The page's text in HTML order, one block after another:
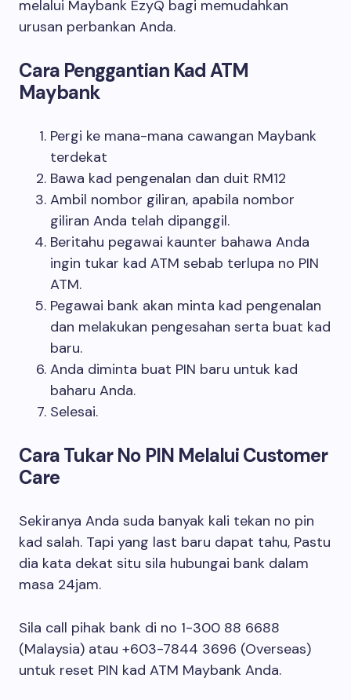
melalui Maybank EzyQ bagi memudahkan
urusan perbankan Anda.
Cara Penggantian Kad ATM
Maybank
Pergi ke mana-mana cawangan Maybank
terdekat
Bawa kad pengenalan dan duit RM12
Ambil nombor giliran, apabila nombor
giliran Anda telah dipanggil.
Beritahu pegawai kaunter bahawa Anda
ingin tukar kad ATM sebab terlupa no PIN
ATM.
Pegawai bank akan minta kad pengenalan
dan melakukan pengesahan serta buat kad
baru.
Anda diminta buat PIN baru untuk kad
baharu Anda.
Selesai.
Cara Tukar No PIN Melalui Customer
Care
Sekiranya Anda suda banyak kali tekan no pin
kad salah. Tapi yang last baru dapat tahu, Pastu
dia kata dekat situ sila hubungai bank dalam
masa 24jam.
Sila call pihak bank di no 1-300 88 6688
(Malaysia) atau +603-7844 3696 (Overseas)
untuk reset PIN kad ATM Maybank Anda.